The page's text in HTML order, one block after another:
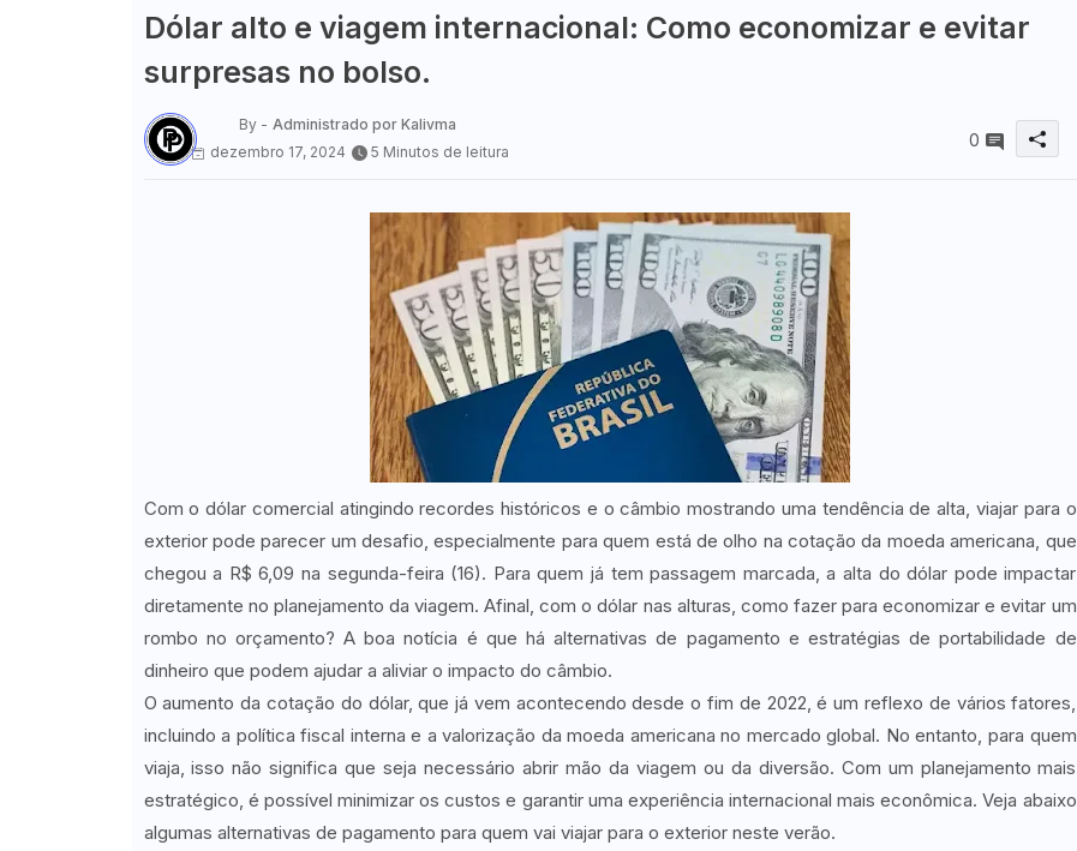
Dólar alto e viagem internacional: Como economizar e evitar
surpresas no bolso.
By - Administrado por Kalivma
dezembro 17, 2024
5 Minutos de leitura
0
Com o dólar comercial atingindo recordes históricos e o câmbio mostrando uma tendência de alta, viajar para o
exterior pode parecer um desafio, especialmente para quem está de olho na cotação da moeda americana, que
chegou a R$ 6,09 na segunda-feira (16). Para quem já tem passagem marcada, a alta do dólar pode impactar
diretamente no planejamento da viagem. Afinal, com o dólar nas alturas, como fazer para economizar e evitar um
rombo no orçamento? A boa notícia é que há alternativas de pagamento e estratégias de portabilidade de
dinheiro que podem ajudar a aliviar o impacto do câmbio.
O aumento da cotação do dólar, que já vem acontecendo desde o fim de 2022, é um reflexo de vários fatores,
incluindo a política fiscal interna e a valorização da moeda americana no mercado global. No entanto, para quem
viaja, isso não significa que seja necessário abrir mão da viagem ou da diversão. Com um planejamento mais
estratégico, é possível minimizar os custos e garantir uma experiência internacional mais econômica. Veja abaixo
algumas alternativas de pagamento para quem vai viajar para o exterior neste verão.